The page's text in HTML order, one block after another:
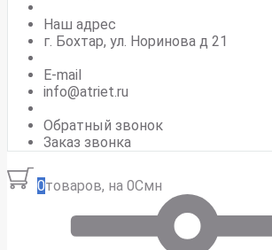
Наш адрес
г. Бохтар, ул. Норинова д 21
E-mail
info@atriet.ru
Обратный звонок
Заказ звонка
0товаров, на 0Смн